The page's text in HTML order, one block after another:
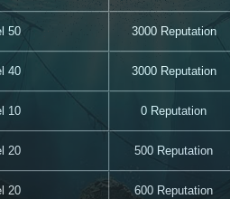
50 3000 Reputation
40 3000 Reputation
10 0 Reputation
20 500 Reputation
20 600 Reputation